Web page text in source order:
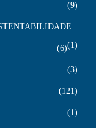
9
1
6
3
121
1